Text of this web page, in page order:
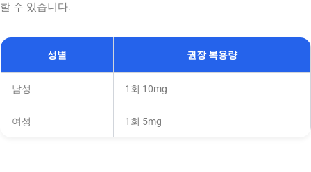
할 수 있습니다.
성별 권장 복용량
남성 1회 10mg
여성 1회 5mg